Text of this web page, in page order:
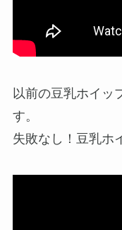
以前の豆乳ホイッ
す。
失敗なし！豆乳ホ